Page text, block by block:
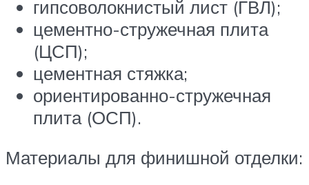
гипсоволокнистый лист (ГВЛ);
цементно-стружечная плита
(ЦСП);
цементная стяжка;
ориентированно-стружечная
плита (ОСП).
Материалы для финишной отделки: